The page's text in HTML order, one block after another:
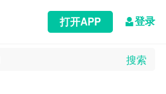
打开APP 登录
搜索